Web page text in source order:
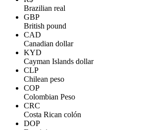
Brazilian real
GBP
British pound
CAD
Canadian dollar
KYD
Cayman Islands dollar
CLP
Chilean peso
COP
Colombian Peso
CRC
Costa Rican colón
DOP